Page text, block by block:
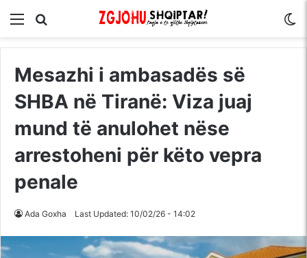
Menu
Mesazhi i ambasadës së
SHBA në Tiranë: Viza juaj
mund të anulohet nëse
arrestoheni për këto vepra
penale
Ada Goxha Last Updated: 10/02/26 - 14:02